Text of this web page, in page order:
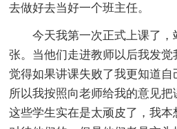
去做好去当好一个班主任。
今天我第一次正式上课了，
张。当他们走进教师以后我发
觉得如果讲课失败了我更知道自
所以我按照向老师给我的意见把
这些学生实在是太顽皮了，我